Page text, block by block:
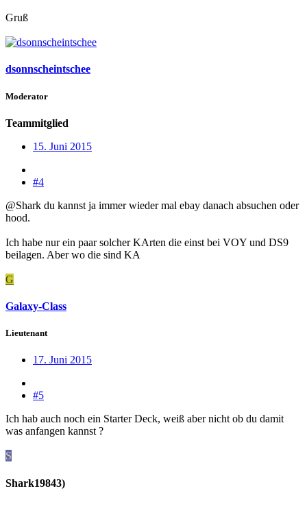
Gruß
dsonnscheintschee
Moderator
Teammitglied
15. Juni 2015
#4
@Shark du kannst ja immer wieder mal ebay danach absuchen oder
hood.
Ich habe nur ein paar solcher KArten die einst bei VOY und DS9
beilagen. Aber wo die sind KA
G
Galaxy-Class
Lieutenant
17. Juni 2015
#5
Ich hab auch noch ein Starter Deck, weiß aber nicht ob du damit
was anfangen kannst ?
S
Shark19843)